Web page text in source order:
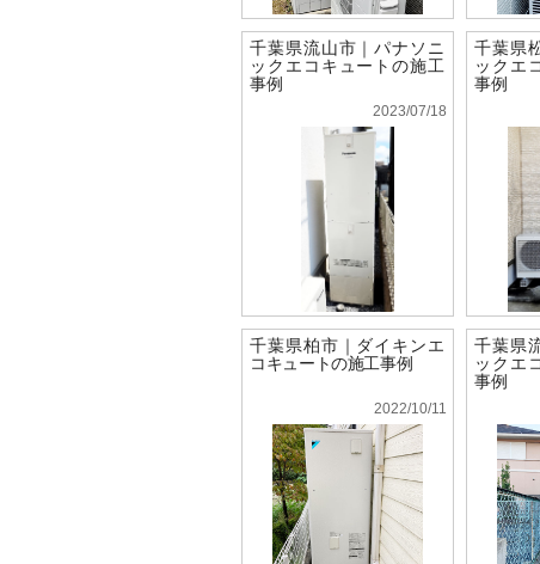
千葉県流山市｜パナソニ
ックエコキュートの施工
事例
2023/07/18
千葉県
ックエ
事例
千葉県柏市｜ダイキンエ
コキュートの施工事例
2022/10/11
千葉県
ックエ
事例